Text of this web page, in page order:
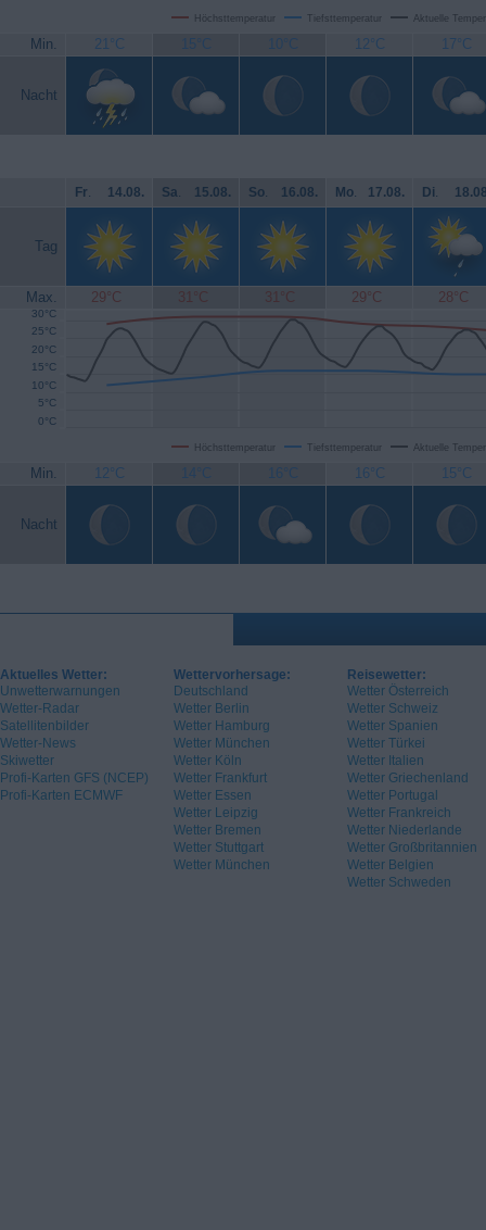
Höchsttemperatur Tiefsttemperatur Aktuelle
Min. 21°C 15°C 10°C 12°C 17°C
Nacht
Fr. 14.08. Sa. 15.08. So. 16.08. Mo. 17.08. Di.
Tag
Max. 29°C 31°C 31°C 29°C 28°C
Höchsttemperatur Tiefsttemperatur Aktuelle
0°C
5°C
10°C
15°C
20°C
25°C
30°C
Min. 12°C 14°C 16°C 16°C 15°C
Nacht
Aktuelles Wetter:
Unwetterwarnungen
Wetter-Radar
Satellitenbilder
Wetter-News
Skiwetter
Profi-Karten GFS (NCEP)
Profi-Karten ECMWF
Wettervorhersage:
Deutschland
Wetter Berlin
Wetter Hamburg
Wetter München
Wetter Köln
Wetter Frankfurt
Wetter Essen
Wetter Leipzig
Wetter Bremen
Wetter Stuttgart
Wetter München
Reisewetter:
Wetter Österreich
Wetter Schweiz
Wetter Spanien
Wetter Türkei
Wetter Italien
Wetter Griechenland
Wetter Portugal
Wetter Frankreich
Wetter Niederlande
Wetter Großbritannien
Wetter Belgien
Wetter Schweden